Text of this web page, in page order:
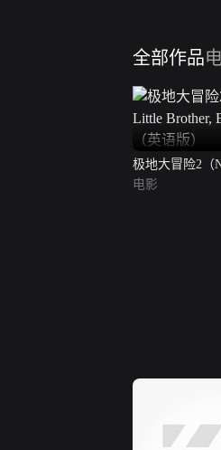
全部作品
极地大冒险2（
Brother, Big
电影